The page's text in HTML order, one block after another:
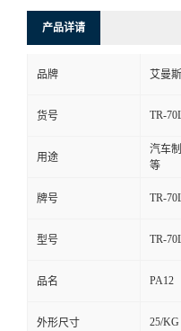
系
言
产品详请
品牌 艾曼
货号 TR-
用途
汽车
等
牌号 TR-
型号 TR-
品名 PA12
外形尺寸 25/KG